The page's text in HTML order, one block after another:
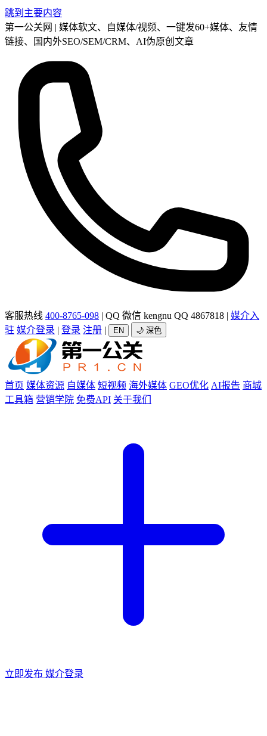
跳到主要内容
第一公关网 | 媒体软文、自媒体/视频、一键发60+媒体、友情
链接、国内外SEO/SEM/CRM、AI伪原创文章
客服热线 400-8765-098 | QQ 微信 kengnu QQ 4867818 | 媒介入
驻 媒介登录 | 登录 注册 | EN 🌙 深色
首页 媒体资源 自媒体 短视频 海外媒体 GEO优化 AI报告 商城
工具箱 营销学院 免费API 关于我们
立即发布 媒介登录